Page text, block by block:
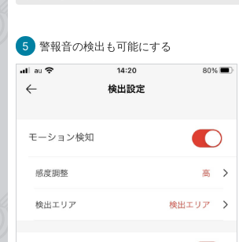
5 警報音の検出も可能にする